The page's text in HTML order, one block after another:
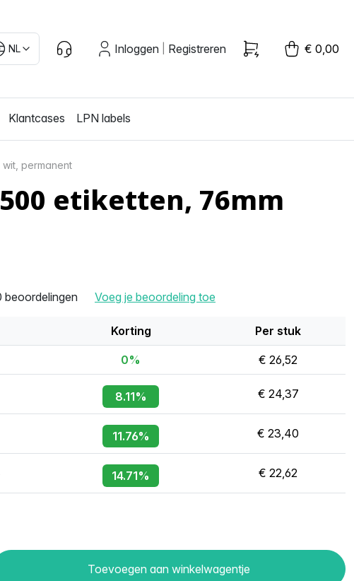
NL Inloggen Registreren € 0,00
Klantcases LPN labels
wit, permanent
etiketten, 76mm
beoordelingen Voeg je beoordeling toe
Korting Per stuk
0% € 26,52
8.11% € 24,37
11.76% € 23,40
14.71% € 22,62
Toevoegen aan winkelwagentje